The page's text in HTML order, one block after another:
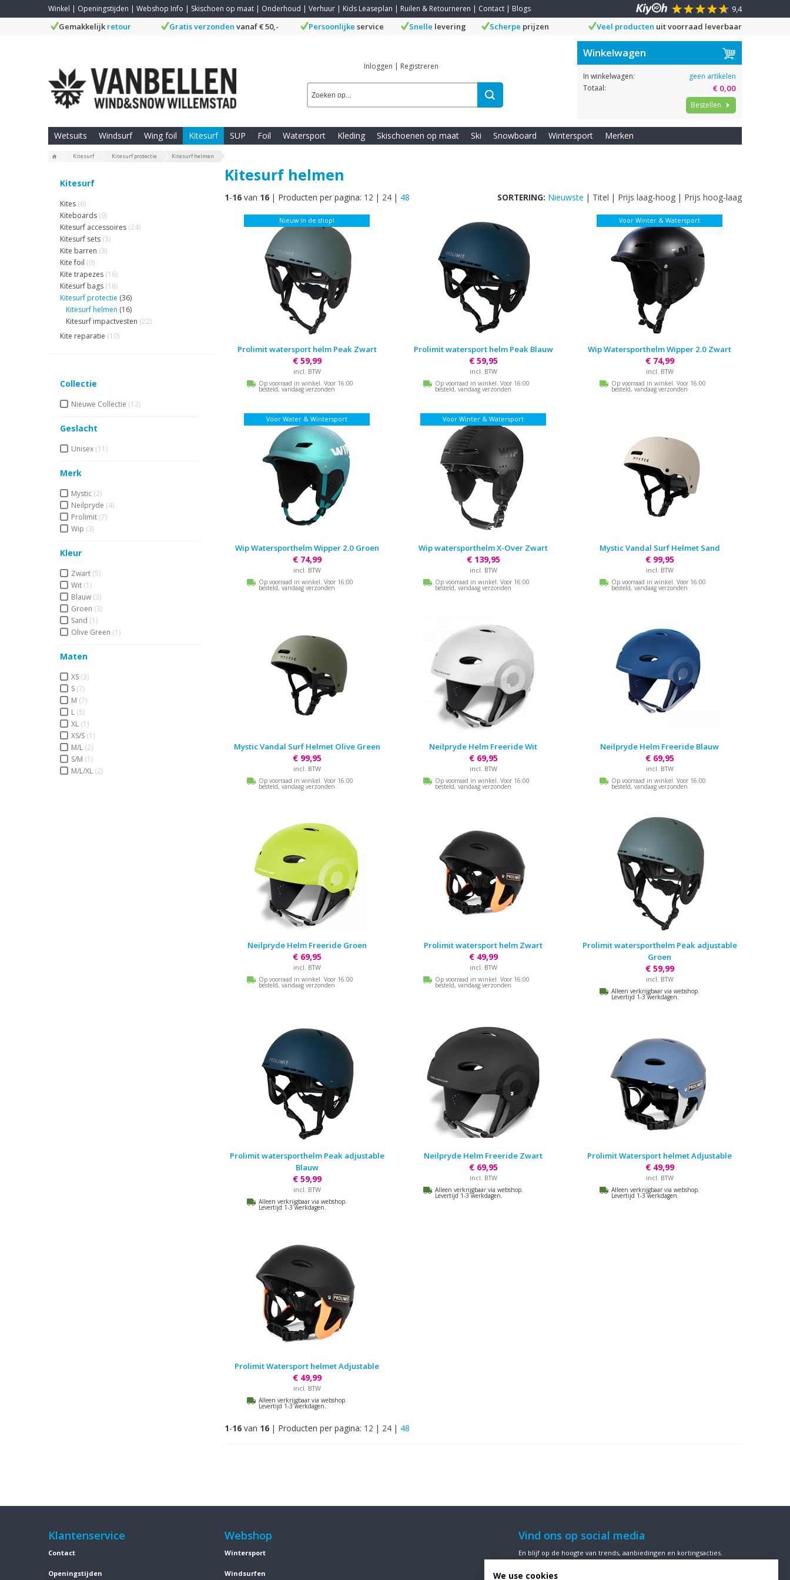
Winkel | Openingstijden | Webshop Info | Skischoen op maat | Onderhoud | Verhuur | Kids Leaseplan | Ruilen & Retourneren | Contact | Blogs
9,4
Gemakkelijk retour Gratis verzonden vanaf € 50,- Persoonlijke service Snelle levering Scherpe prijzen Veel producten uit voorraad leverbaar
Inloggen | Registreren
Winkelwagen
In winkelwagen:
geen artikelen
Totaal:
€ 0,00
Bestellen
Wetsuits Windsurf Wing foil Kitesurf SUP Foil Watersport Kleding Skischoenen op maat Ski Snowboard Wintersport Merken
Kitesurf Kitesurf protectie Kitesurf helmen
Kitesurf
Kites (6)
Kiteboards (9)
Kitesurf accessoires (24)
Kitesurf sets (3)
Kite barren (3)
Kite foil (0)
Kite trapezes (16)
Kitesurf bags (18)
Kitesurf protectie (36)
Kitesurf helmen (16)
Kitesurf impactvesten (22)
Kite reparatie (10)
Collectie
Nieuwe Collectie (12)
Geslacht
Unisex (11)
Merk
Mystic (2)
Neilpryde (4)
Prolimit (7)
Wip (3)
Kleur
Zwart (5)
Wit (1)
Blauw (3)
Groen (3)
Sand (1)
Olive Green (1)
Maten
XS (3)
S (7)
M (7)
L (5)
XL (1)
XS/S (1)
M/L (2)
S/M (1)
M/L/XL (2)
Kitesurf helmen
1-16 van 16 | Producten per pagina: 12 | 24 | 48 SORTERING: Nieuwste | Titel | Prijs laag-hoog | Prijs hoog-laag
Prolimit watersport helm Peak Zwart
€ 59,99
incl. BTW
Op voorraad in winkel. Voor 16:00
besteld, vandaag verzonden
Nieuw In de shop!
Prolimit watersport helm Peak Blauw
€ 59,95
incl. BTW
Op voorraad in winkel. Voor 16:00
besteld, vandaag verzonden
Wip Watersporthelm Wipper 2.0 Zwart
€ 74,99
incl. BTW
Op voorraad in winkel. Voor 16:00
besteld, vandaag verzonden
Voor Winter & Watersport
Wip Watersporthelm Wipper 2.0 Groen
€ 74,99
incl. BTW
Op voorraad in winkel. Voor 16:00
besteld, vandaag verzonden
Voor Water & Wintersport
Wip watersporthelm X-Over Zwart
€ 139,95
incl. BTW
Op voorraad in winkel. Voor 16:00
besteld, vandaag verzonden
Voor Winter & Watersport
Mystic Vandal Surf Helmet Sand
€ 99,95
incl. BTW
Op voorraad in winkel. Voor 16:00
besteld, vandaag verzonden
Mystic Vandal Surf Helmet Olive Green
€ 99,95
incl. BTW
Op voorraad in winkel. Voor 16:00
besteld, vandaag verzonden
Neilpryde Helm Freeride Wit
€ 69,95
incl. BTW
Op voorraad in winkel. Voor 16:00
besteld, vandaag verzonden
Neilpryde Helm Freeride Blauw
€ 69,95
incl. BTW
Op voorraad in winkel. Voor 16:00
besteld, vandaag verzonden
Neilpryde Helm Freeride Groen
€ 69,95
incl. BTW
Op voorraad in winkel. Voor 16:00
besteld, vandaag verzonden
Prolimit watersport helm Zwart
€ 49,99
incl. BTW
Op voorraad in winkel. Voor 16:00
besteld, vandaag verzonden
Prolimit watersporthelm Peak adjustable
Groen
€ 59,99
incl. BTW
Alleen verkrijgbaar via webshop.
Levertijd 1-3 werkdagen.
Prolimit watersporthelm Peak adjustable
Blauw
€ 59,99
incl. BTW
Alleen verkrijgbaar via webshop.
Levertijd 1-3 werkdagen.
Neilpryde Helm Freeride Zwart
€ 69,95
incl. BTW
Alleen verkrijgbaar via webshop.
Levertijd 1-3 werkdagen.
Prolimit Watersport helmet Adjustable
€ 49,99
incl. BTW
Alleen verkrijgbaar via webshop.
Levertijd 1-3 werkdagen.
Prolimit Watersport helmet Adjustable
€ 49,99
incl. BTW
Alleen verkrijgbaar via webshop.
Levertijd 1-3 werkdagen.
1-16 van 16 | Producten per pagina: 12 | 24 | 48
Klantenservice
Contact
Openingstijden
Webshop
Wintersport
Windsurfen
Vind ons op social media
En blijf op de hoogte van trends, aanbiedingen en kortingsacties.
We use cookies